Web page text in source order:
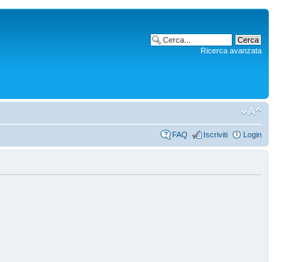
Ricerca avanzata
FAQ Iscriviti Login